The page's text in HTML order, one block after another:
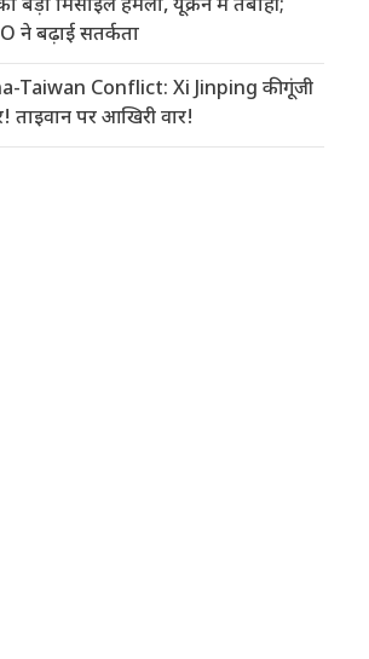
बड़ा मिसाइल हमला, यूक्रेन में तबाही;
ने बढ़ाई सतर्कता
Taiwan Conflict: Xi Jinping की गूंजी
ताइवान पर आखिरी वार!